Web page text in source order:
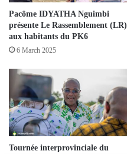
Pacôme IDYATHA Nguimbi
présente Le Rassemblement (LR)
aux habitants du PK6
6 March 2025
Tournée interprovinciale du